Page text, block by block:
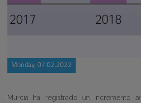
Monday, 07.02.2022
Murcia ha registrado un incremento